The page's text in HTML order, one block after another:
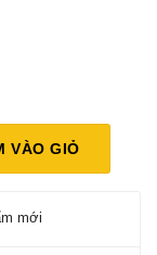
số lượng
VÀO GIỎ
mới